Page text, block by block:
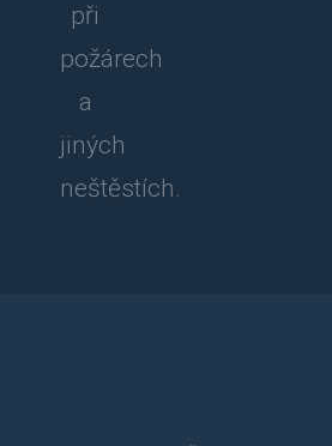
při
požárech
a
jiných
neštěstích.